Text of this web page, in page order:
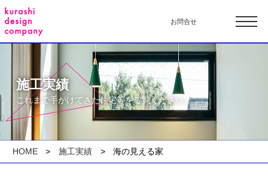
お問合せ
施工実績
これまで手がけてきた住宅等をご覧ください。
HOME 施工実績 海の見える家